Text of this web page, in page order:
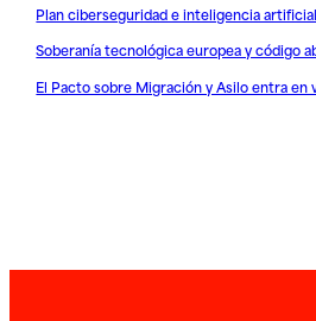
Plan ciberseguridad e inteligencia artificial
Soberanía tecnológica europea y código
El Pacto sobre Migración y Asilo entra en